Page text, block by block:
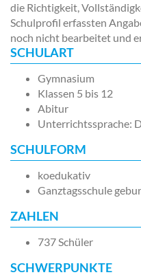
die Richtigkeit,
Schulprofil erfassten
noch nicht bearbeitet und
SCHULART
Gymnasium
Klassen 5 bis 12
Abitur
Unterrichtssprache:
SCHULFORM
koedukativ
Ganztagsschule
ZAHLEN
737 Schüler
SCHWERPUNKTE